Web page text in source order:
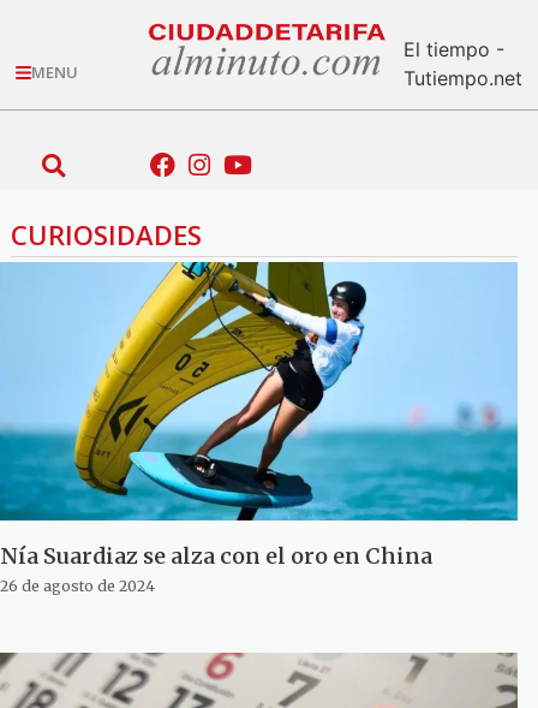
MENU
El tiempo -
Tutiempo.net
CURIOSIDADES
Nía Suardiaz se alza con el oro en China
26 de agosto de 2024